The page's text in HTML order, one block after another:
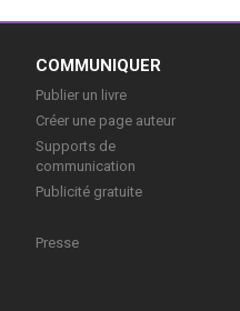
COMMUNIQUER
Publier un livre
Créer une page auteur
Supports de
communication
Publicité gratuite
Presse